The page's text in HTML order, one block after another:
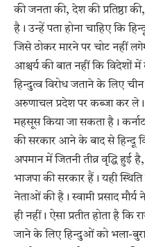
की जनता की, देश की प्रतिष्ठा
है। उन्हें पता होना चाहिए कि
जिसे ठोकर मारने पर चोट नहीं
आश्चर्य की बात नहीं कि विदेशों
हिन्दुत्व विरोध जताने के लिए
अरुणाचल प्रदेश पर कब्जा कर
महसूस किया जा सकता है।
की सरकार आने के बाद से हिन्दू
अपमान में जितनी तीव्र वृद्धि
भाजपा की सरकार हैं। यही स्थिति
नेताओं की है। स्वामी प्रसाद
ही नहीं। ऐसा प्रतीत होता है कि
जाने के लिए हिन्दुओं को भला-